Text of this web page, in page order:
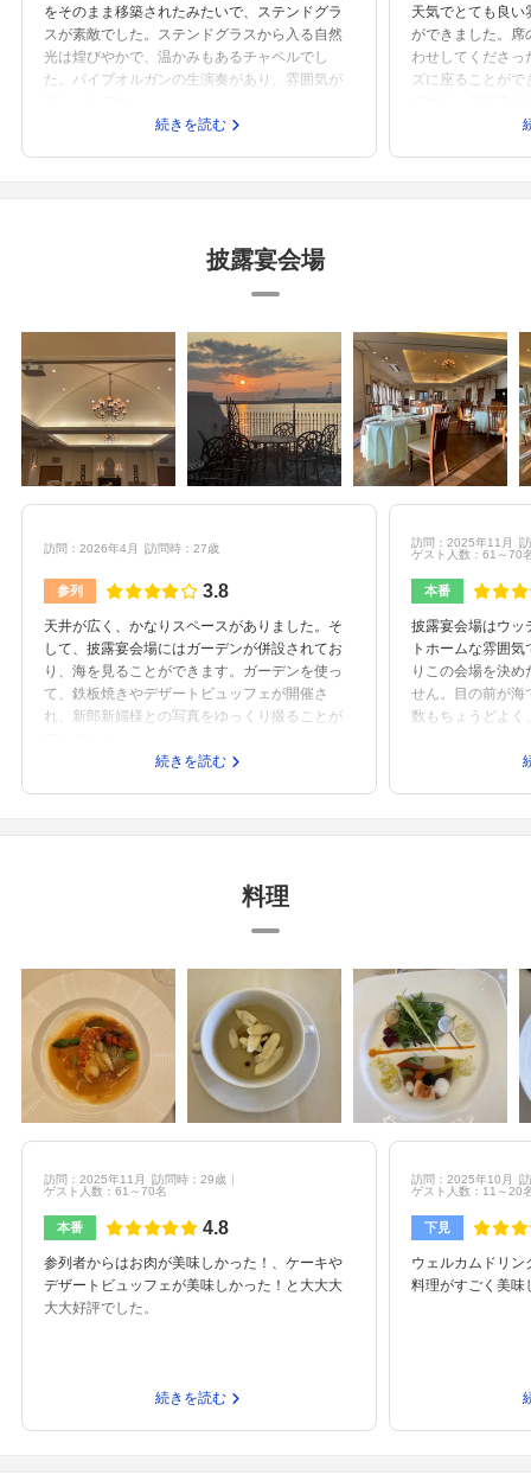
をそのまま移築されたみたいで、ステンドグラ
スが素敵でした。ステンドグラスから入る自然
光は煌びやかで、温かみもあるチャペルでし
た。パイプオルガンの生演奏があり、雰囲気が
続きを読む
天気でとても良い
ができました。席
わせしてくださっ
ズに座ることが
だき、ありがた
披露宴会場
訪問：2026年4月 訪問時：27歳
参列 3.8
天井が広く、かなりスペースがありました。そ
して、披露宴会場にはガーデンが併設されてお
り、海を見ることができます。ガーデンを使っ
て、鉄板焼きやデザートビュッフェが開催さ
れ、新郎新婦様との写真をゆっくり撮ることが
続きを読む
訪問：2025年11月
ゲスト人数：61～70
本番
披露宴会場はウッ
トホームな雰囲
りこの会場を決
せん。目の前が海
数もちょうどよく
料理
訪問：2025年11月
訪問時：29歳
ゲスト人数：61～70名
本番 4.8
参列者からはお肉が美味しかった！、ケーキや
デザートビュッフェが美味しかった！と大大大
大大好評でした。
続きを読む
訪問：2025年10月
ゲスト人数：11～20
下見
ウェルカムドリン
料理がすごく美味